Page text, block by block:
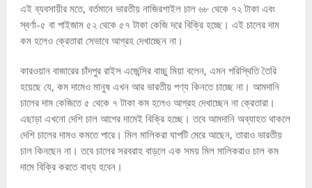
এই ব্যবসায়ীর মতে, বর্তমানে ভারতীয় নাজিরশাইল চাল ৬৮ থেকে ৭২ টাকা এবং
স্বর্ণা-৫ বা পাইজাম ৫২ থেকে ৫৭ টাকা কেজি দরে বিক্রি হচ্ছে। এই চালের দাম
কম হলেও ক্রেতারা সেভাবে আগ্রহ দেখাচ্ছেন না।
কারওয়ান বাজারের চাঁদপুর রাইস এজেন্সির বাচ্চু মিয়া বলেন, এমন পরিস্থিতি তৈরি
হয়েছে যে, কম দামেও মানুষ এখন আর ভারতীয় পণ্য কিনতে চাচ্ছে না। আমদানি
চালের দাম কেজিতে ৫ থেকে ৭ টাকা কম হলেও আগ্রহ দেখাচ্ছেন না ক্রেতারা।
এছাড়া এখনো দেশি চাল আগের দামেই বিক্রি হচ্ছে। তবে আমদানি অব্যাহত থাকলে
দেশি চালের দামও কমতে পারে। মিল মালিকরা ঘাপটি মেরে আছেন, তারাও ভারতীয়
চাল কিনছেন না। তবে চালের সরবরাহ বাড়লে এক সময় মিল মালিকরাও চাল কম
দামে বিক্রি করতে বাধ্য হবেন।